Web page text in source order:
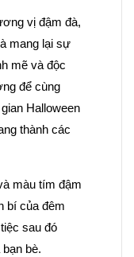
vị đậm đà,
mang lại sự
mẽ và độc
để cùng
Halloween
thành các
màu tím đậm
bí của đêm
sau đó
bè.